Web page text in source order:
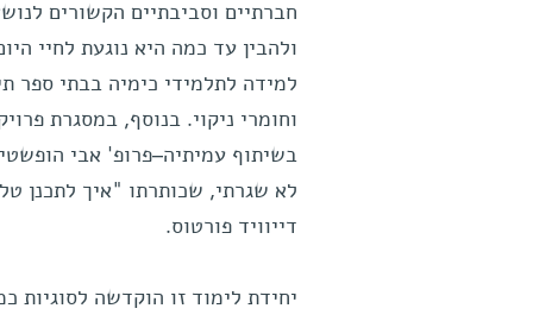
חברתיים וסביבתיים הקשורים
ולהבין עד כמה היא נוגעת לחיי
למידה לתלמידי כימיה בבתי ספר
וחומרי ניקוי. בנוסף, במסגרת
בשיתוף עמיתיה–פרופ' אבי
לא שגרתי, שכותרתו "איך לתכנן
דייוויד פורטוס.
יחידת לימוד זו הוקדשה לסוגיות